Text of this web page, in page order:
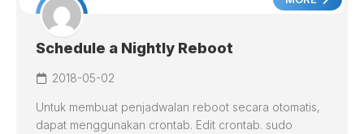
Schedule a Nightly Reboot
2018-05-02
Untuk membuat penjadwalan reboot secara otomatis,
dapat menggunakan crontab. Edit crontab. sudo